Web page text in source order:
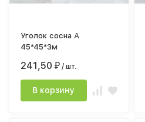
Уголок сосна А
45*45*3м
241,50₽ / шт.
В корзину